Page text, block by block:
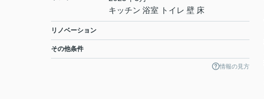
キッチン 浴室 トイレ 壁 床
リノベーション
その他条件
情報の見方